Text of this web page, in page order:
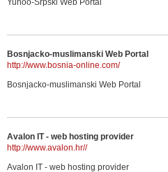
Yuhoo-Srpski Web Portal
Bosnjacko-muslimanski Web Portal
http://www.bosnia-online.com/
Bosnjacko-muslimanski Web Portal
Avalon IT - web hosting provider
http://www.avalon.hr//
Avalon IT - web hosting provider